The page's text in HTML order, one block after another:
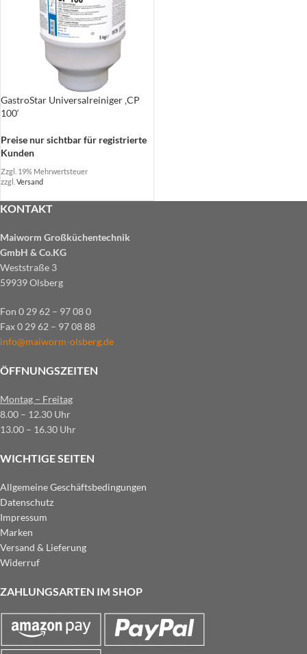
GastroStar Universalreiniger ‚CP
100‘
Preise nur sichtbar für registrierte
Kunden
Zzgl. 19% Mehrwertsteuer
zzgl. Versand
KONTAKT
Maiworm Großküchentechnik
GmbH & Co.KG
Weststraße 3
59939 Olsberg
Fon 0 29 62 – 97 08 0
Fax 0 29 62 – 97 08 88
info@maiworm-olsberg.de
ÖFFNUNGSZEITEN
Montag – Freitag
8.00 – 12.30 Uhr
13.00 – 16.30 Uhr
WICHTIGE SEITEN
Allgemeine Geschäftsbedingungen
Datenschutz
Impressum
Marken
Versand & Lieferung
Widerruf
ZAHLUNGSARTEN IM SHOP